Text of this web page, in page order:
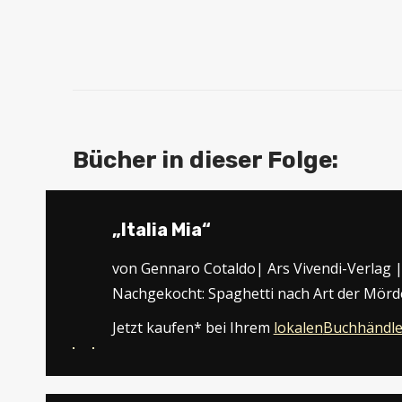
Bücher in dieser Folge:
„Italia Mia“
von Gennaro Cotaldo| Ars Vivendi-Verlag |
Nachgekocht: Spaghetti nach Art der
Jetzt kaufen* bei Ihrem lokalen